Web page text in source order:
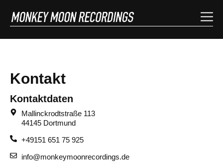
Kontakt
Kontaktdaten
Mallinckrodtstraße 113
44145 Dortmund
+49151 651 75 925
info@monkeymoonrecordings.de